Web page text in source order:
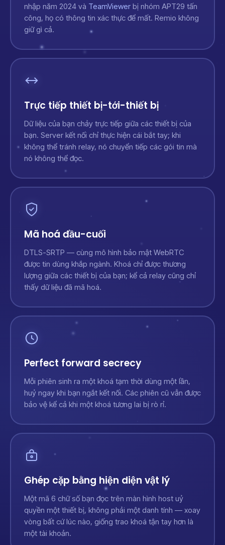
nhập năm 2024 và TeamViewerbị nhóm APT29 tấn
công, họ có thông tin xác thực để mất. Remio không
giữ gì cả.
Trực tiếp thiết bị-tới-thiết bị
Dữ liệu của bạn chảy trực tiếp giữa các thiết bị của
bạn. Server kết nối chỉ thực hiện cái bắt tay; khi
không thể tránh relay, nó chuyển tiếp các gói tin mà
nó không thể đọc.
Mã hoá đầu-cuối
DTLS-SRTP — cùng mô hình bảo mật WebRTC
được tin dùng khắp ngành. Khoá chỉ được thương
lượng giữa các thiết bị của bạn; kể cả relay cũng chỉ
thấy dữ liệu đã mã hoá.
Perfect forward secrecy
Mỗi phiên sinh ra một khoá tạm thời dùng một lần,
huỷ ngay khi bạn ngắt kết nối. Các phiên cũ vẫn được
bảo vệ kể cả khi một khoá tương lai bị rò rỉ.
Ghép cặp bằng hiện diện vật lý
Một mã 6 chữ số bạn đọc trên màn hình host uỷ
quyền một thiết bị, không phải một danh tính — xoay
vòng bất cứ lúc nào, giống trao khoá tận tay hơn là
một tài khoản.